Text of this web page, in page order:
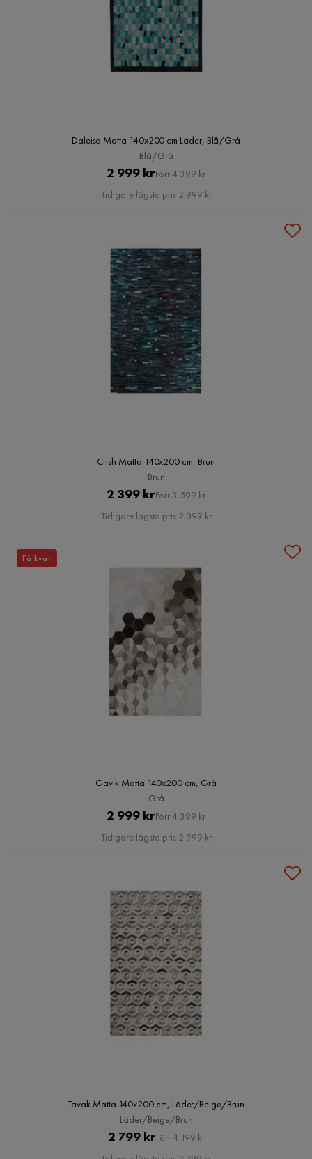
Daleisa Matta 140x200 cm Läder, Blå/Grå
Blå/Grå
Pris
2 999 krOriginal
Pris
Förr 4 399 kr
Tidigare lägsta pris 2 999 kr
Crish Matta 140x200 cm, Brun
Brun
Pris
2 399 krOriginal
Pris
Förr 3 599 kr
Tidigare lägsta pris 2 399 kr
Gavik Matta 140x200 cm, Grå
Grå
Pris
2 999 krOriginal
Pris
Förr 4 399 kr
Tidigare lägsta pris 2 999 kr
Få kvar
Tavak Matta 140x200 cm, Läder/Beige/Brun
Läder/Beige/Brun
Pris
2 799 krOriginal
Pris
Förr 4 199 kr